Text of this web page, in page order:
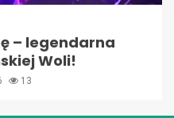
– legendarna
Woli!
13